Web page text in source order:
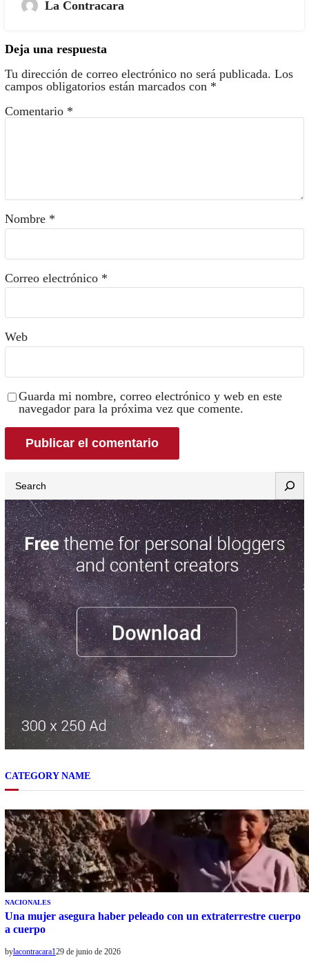
La Contracara
Deja una respuesta
Tu dirección de correo electrónico no será publicada. Los
campos obligatorios están marcados con *
Comentario *
Nombre *
Correo electrónico *
Web
Guarda mi nombre, correo electrónico y web en este
navegador para la próxima vez que comente.
CATEGORY NAME
NACIONALES
Una mujer asegura haber peleado con un extraterrestre cuerpo
a cuerpo
bylacontracara129 de junio de 2026